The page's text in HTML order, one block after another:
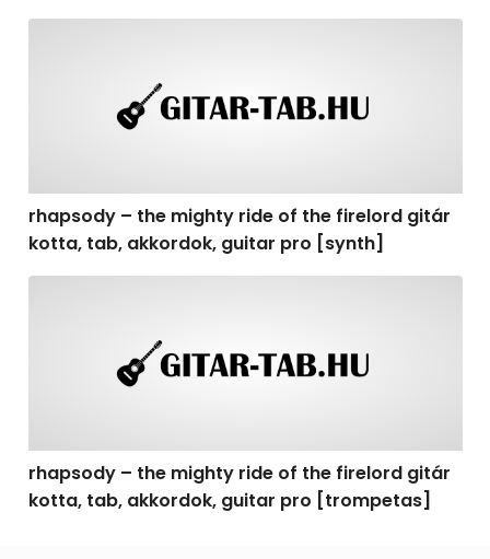
rhapsody – the mighty ride of the firelord gitár
kotta, tab, akkordok, guitar pro [synth]
rhapsody – the mighty ride of the firelord gitár
kotta, tab, akkordok, guitar pro [trompetas]